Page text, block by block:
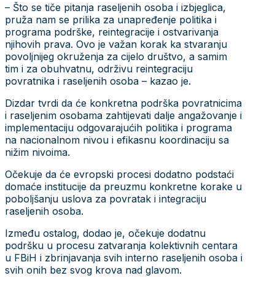
– Što se tiče pitanja raseljenih osoba i izbjeglica,
pruža nam se prilika za unapređenje politika i
programa podrške, reintegracije i ostvarivanja
njihovih prava. Ovo je važan korak ka stvaranju
povoljnijeg okruženja za cijelo društvo, a samim
tim i za obuhvatnu, održivu reintegraciju
povratnika i raseljenih osoba – kazao je.
Dizdar tvrdi da će konkretna podrška povratnicima
i raseljenim osobama zahtijevati dalje angažovanje i
implementaciju odgovarajućih politika i programa
na nacionalnom nivou i efikasnu koordinaciju sa
nižim nivoima.
Očekuje da će evropski procesi dodatno podstaći
domaće institucije da preuzmu konkretne korake u
poboljšanju uslova za povratak i integraciju
raseljenih osoba.
Između ostalog, dodao je, očekuje dodatnu
podršku u procesu zatvaranja kolektivnih centara
u FBiH i zbrinjavanja svih interno raseljenih osoba i
svih onih bez svog krova nad glavom.